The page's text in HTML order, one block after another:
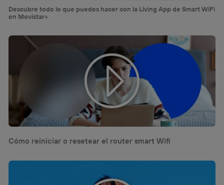
Descubre todo lo que puedes hacer con la Living App de Smart WiFi
en Movistar+
Cómo reiniciar o resetear el router smart Wifi